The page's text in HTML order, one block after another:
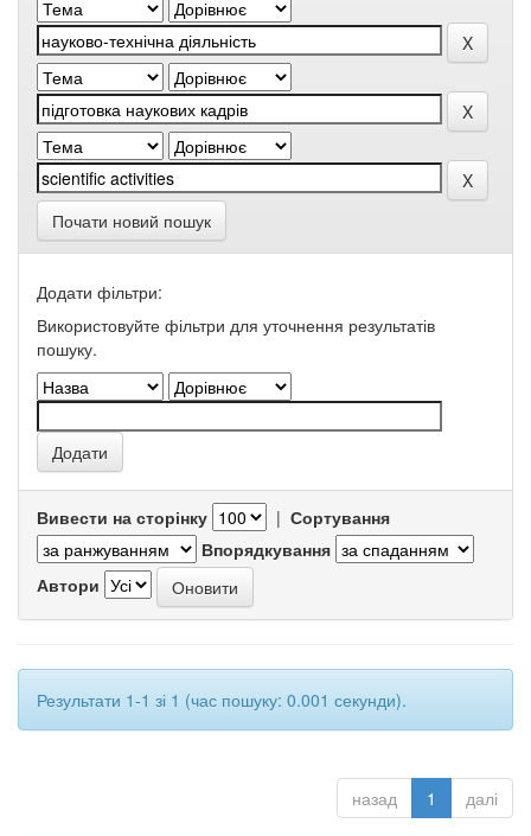
Почати новий пошук
Додати фільтри:
Використовуйте фільтри для уточнення результатів
пошуку.
Вивести на сторінку | Сортування
Впорядкування
Автори
Результати 1-1 зі 1 (час пошуку: 0.001 секунди).
назад 1 далі